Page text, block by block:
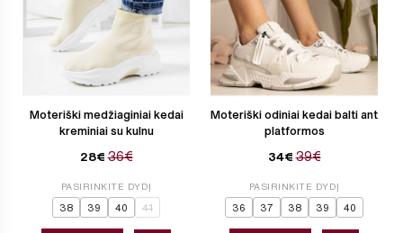
Moteriški medžiaginiai kedai
kreminiai su kulnu
28€ 36€
PASIRINKITE DYDĮ
38 39 40 41
Moteriški odiniai kedai balti ant
platformos
34€ 39€
PASIRINKITE DYDĮ
36 37 38 39 40